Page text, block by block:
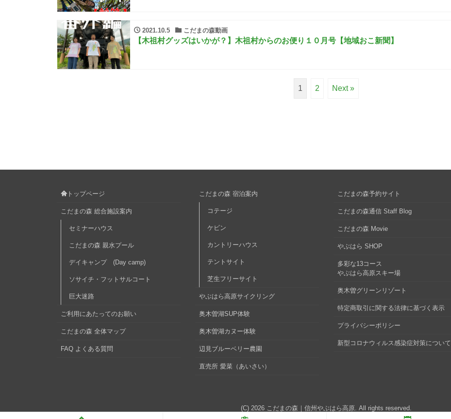
2021.10.5 こだまの森動画
【木祖村グッズはいかが？】木祖村からのお便り１０月号【地域おこ新聞】
1 2 Next »
トップページ
こだまの森 総合施設案内
セミナーハウス
こだまの森 親水プール
デイキャンプ (Day camp)
ソサイチ・フットサルコート
巨大迷路
ご利用にあたってのお願い
こだまの森 全体マップ
FAQ よくある質問
こだまの森 宿泊案内
コテージ
ケビン
カントリーハウス
テントサイト
芝生フリーサイト
やぶはら高原サイクリング
奥木曽湖SUP体験
奥木曽湖カヌー体験
辺見ブルーベリー農園
直売所 愛菜（あいさい）
こだまの森予約サイト
こだまの森通信 Staff Blog
こだまの森 Movie
やぶはら SHOP
多彩な13コース
やぶはら高原スキー場
奥木曽グリーンリゾート
特定商取引に関する法律に基づく表示
プライバシーポリシー
新型コロナウィルス感染症対策について
(C) 2026 こだまの森｜信州やぶはら高原. All rights reserved.